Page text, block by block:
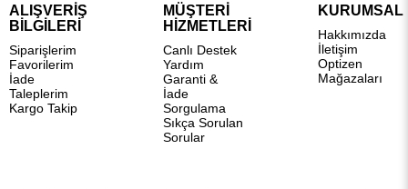
ALIŞVERİŞ
BİLGİLERİ
Siparişlerim
Favorilerim
İade
Taleplerim
Kargo Takip
MÜŞTERİ
HİZMETLERİ
Canlı Destek
Yardım
Garanti &
İade
Sorgulama
Sıkça Sorulan
Sorular
KURUMSAL
Hakkımızda
İletişim
Optizen
Mağazaları